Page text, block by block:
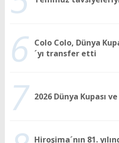
6 Colo Colo, Dünya
´yı transfer etti
7 2026 Dünya Kupası
Hiroşima´nın 81.